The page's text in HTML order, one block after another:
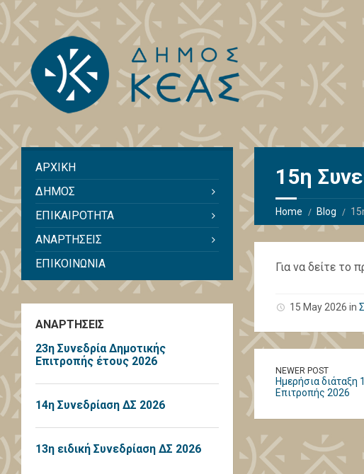
15η
Home Blog
Για να δείτε το
15 May 2026 in
NEWER POST
Ημερήσια διάταξη
Επιτροπής 2026
ΑΡΧΙΚΗ
ΔΗΜΟΣ
ΕΠΙΚΑΙΡΟΤΗΤΑ
ΑΝΑΡΤΗΣΕΙΣ
ΕΠΙΚΟΙΝΩΝΙΑ
ΑΝΑΡΤΗΣΕΙΣ
23η Συνεδρία Δημοτικής
Επιτροπής έτους 2026
14η Συνεδρίαση ΔΣ 2026
13η ειδική Συνεδρίαση ΔΣ 2026